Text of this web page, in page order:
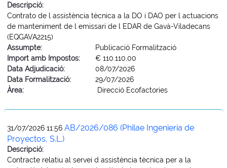
Descripció:
Contrato de l assistència tècnica a la DO i DAO per l actuacions
de manteniment de l emissari de l EDAR de Gavà-Viladecans
(EQGAVA2215)
Assumpte:
Publicació Formalització
Import amb Impostos:
€ 110.110,00
Data Adjudicació:
08/07/2026
Data Formalització:
29/07/2026
Àrea:
Direcció Ecofactories
31/07/2026 11:56 AB/2026/086 (Philae Ingeniería de
Proyectos, S.L.)
Descripció:
Contracte relatiu al servei d assistència tècnica per a la